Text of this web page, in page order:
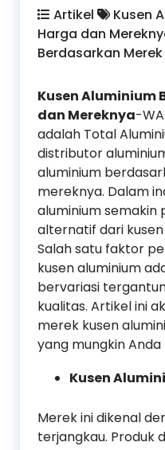
Artikel
Kusen
Harga dan
Berdasarkan
Kusen Aluminium
dan Mereknya-
adalah Total
distributor
aluminium
mereknya. Dalam
aluminium semakin
alternatif dari kusen
Salah satu faktor
kusen aluminium
bervariasi
kualitas. Artikel ini
merek kusen
yang mungkin
Kusen
Merek ini dikenal
terjangkau. Produk